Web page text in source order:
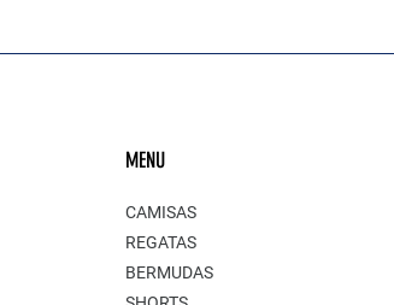
MENU
CAMISAS
REGATAS
BERMUDAS